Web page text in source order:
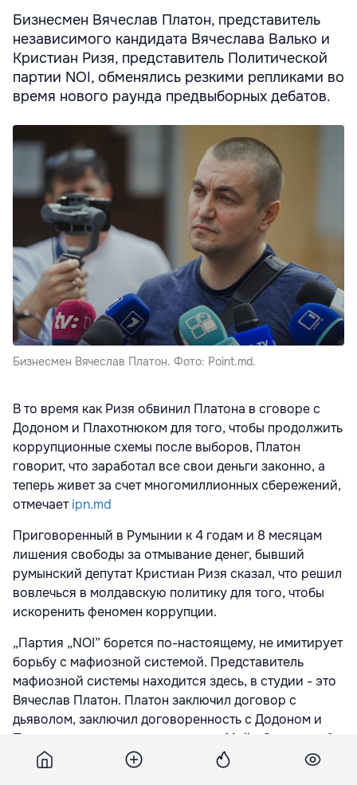
Бизнесмен Вячеслав Платон, представитель
независимого кандидата Вячеслава Валько и
Кристиан Ризя, представитель Политической
партии NOI, обменялись резкими репликами во
время нового раунда предвыборных дебатов.
Бизнесмен Вячеслав Платон. Фото: Point.md.
В то время как Ризя обвинил Платона в сговоре с
Додоном и Плахотнюком для того, чтобы продолжить
коррупционные схемы после выборов, Платон
говорит, что заработал все свои деньги законно, а
теперь живет за счет многомиллионных сбережений,
отмечаетipn.md
Приговоренный в Румынии к 4 годам и 8 месяцам
лишения свободы за отмывание денег, бывший
румынский депутат Кристиан Ризя сказал, что решил
вовлечься в молдавскую политику для того, чтобы
искоренить феномен коррупции.
„Партия „NOI” борется по-настоящему, не имитирует
борьбу с мафиозной системой. Представитель
мафиозной системы находится здесь, в студии - это
Вячеслав Платон. Платон заключил договор с
дьяволом, заключил договоренность с Додоном и
Плахотнюком, и теперь он против Майи Санду, чтобы
продолжить все мафиозные схемы после 11 июля.